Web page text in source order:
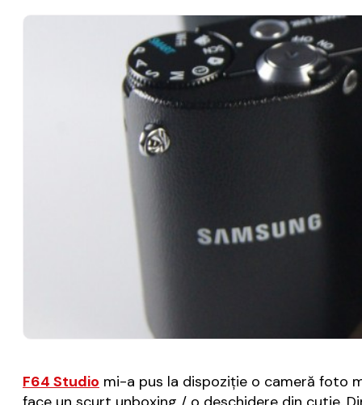
F64 Studio mi-a pus la dispoziție o cameră foto